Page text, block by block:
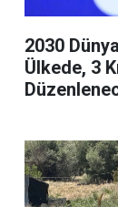
2030
Ülkede, 3